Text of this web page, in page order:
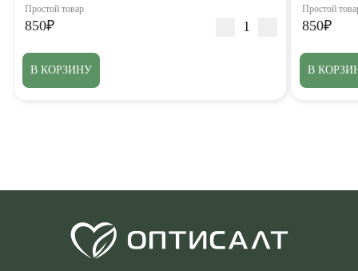
Простой товар
850₽
В КОРЗИНУ
Простой
850₽
В